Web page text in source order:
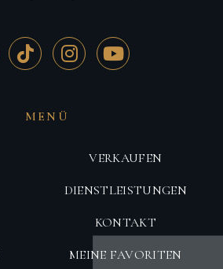
MENÜ
VERKAUFEN
KONTAKT
DIENSTLEISTUNGEN
MEINE FAVORITEN